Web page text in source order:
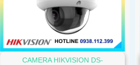
CAMERA HIKVISION DS-